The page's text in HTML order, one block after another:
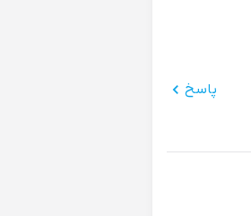
پاسخ